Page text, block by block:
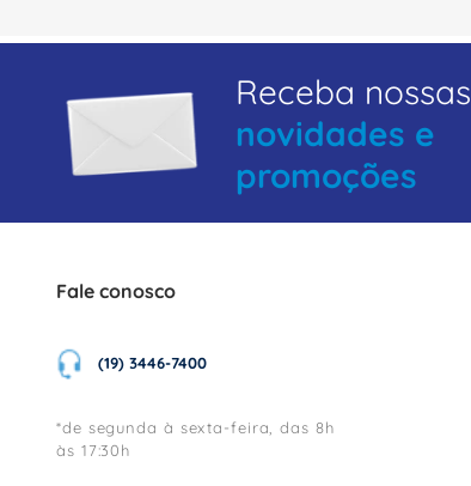
Receba nossas
novidades e
promoções
Fale conosco
(19) 3446-7400
*de segunda à sexta-feira, das 8h
às 17:30h